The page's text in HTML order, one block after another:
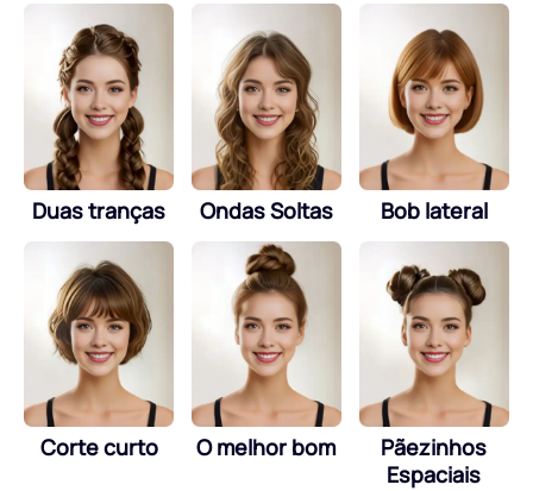
Duas tranças Ondas Soltas Bob lateral
Corte curto O melhor bom
Pãezinhos
Espaciais